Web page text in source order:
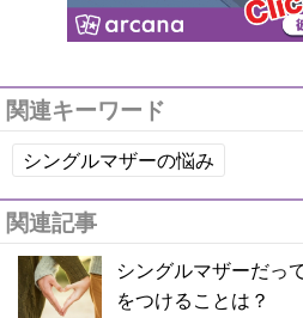
関連キーワード
シングルマザーの悩み
関連記事
シングルマザーだっ
をつけることは？